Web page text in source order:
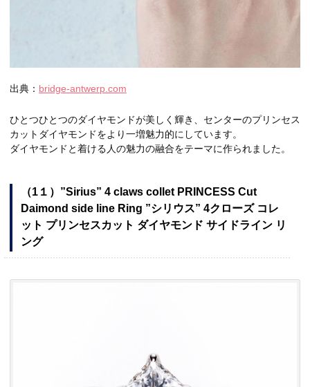
出典： bridge-antwerp.com
ひとつひとつのダイヤモンドが美しく輝き、センターのプリンセス
カットダイヤモンドをより一増魅力的にしています。
ダイヤモンドと着ける人の魅力の融合をテーマに作られました。
（1１）”Sirius” 4 claws collet PRINCESS Cut
Daimond side line Ring ”シリウス” 4クローズ コレ
ット プリンセスカット ダイヤモンド サイドライン リ
ング